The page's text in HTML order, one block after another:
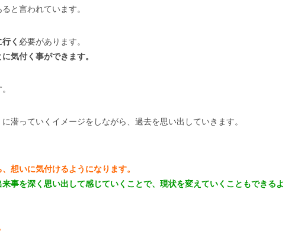
と言われています。
く 必要があります。
気付く事ができます。
潜っていくイメージをしながら、過去を思い出していきます。
想いに気付けるようになります。
事を深く思い出して感じていくことで、現状を変えていくこともできるよ